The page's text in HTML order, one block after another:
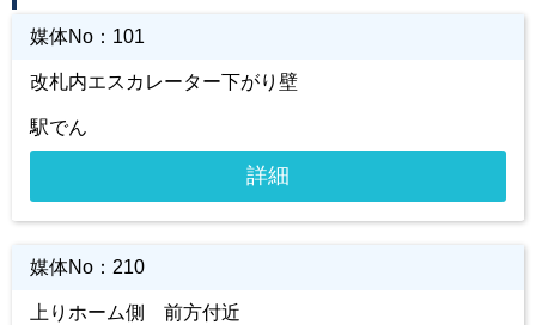
媒体No： 101
改札内エスカレーター下がり壁
駅でん
詳細
媒体No： 210
上りホーム側 前方付近